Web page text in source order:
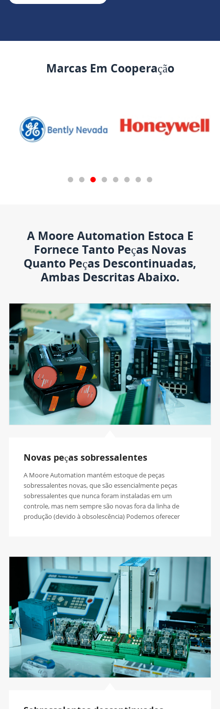
Marcas Em Cooperação
A Moore Automation Estoca E
Fornece Tanto Peças Novas
Quanto Peças Descontinuadas,
Ambas Descritas Abaixo.
Novas peças sobressalentes
A Moore Automation mantém estoque de peças
sobressalentes novas, que são essencialmente peças
sobressalentes que nunca foram instaladas em um
controle, mas nem sempre são novas fora da linha de
produção (devido à obsolescência) Podemos oferecer
meses.